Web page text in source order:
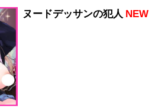
ヌードデッサンの犯人 NEW